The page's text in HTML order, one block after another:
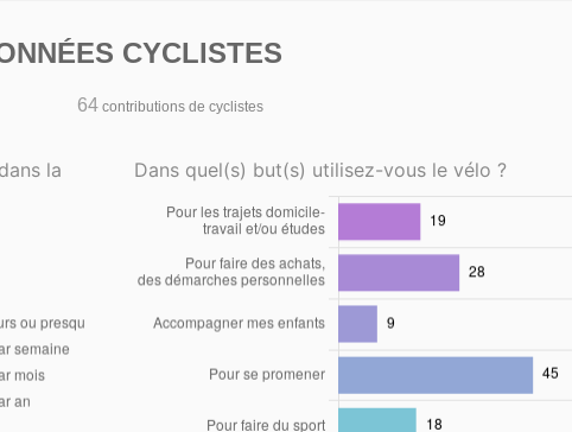
CYCLISTES
64 contributions de cyclistes
la
Dans quel(s) but(s) utilisez-vous le vélo ?